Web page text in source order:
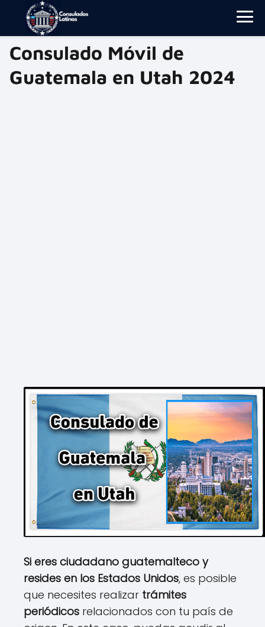
Consulado Móvil de
Guatemala en Utah 2024
Si eres ciudadano guatemalteco y
resides en los Estados Unidos, es posible
que necesites realizar trámites
periódicos relacionados con tu país de